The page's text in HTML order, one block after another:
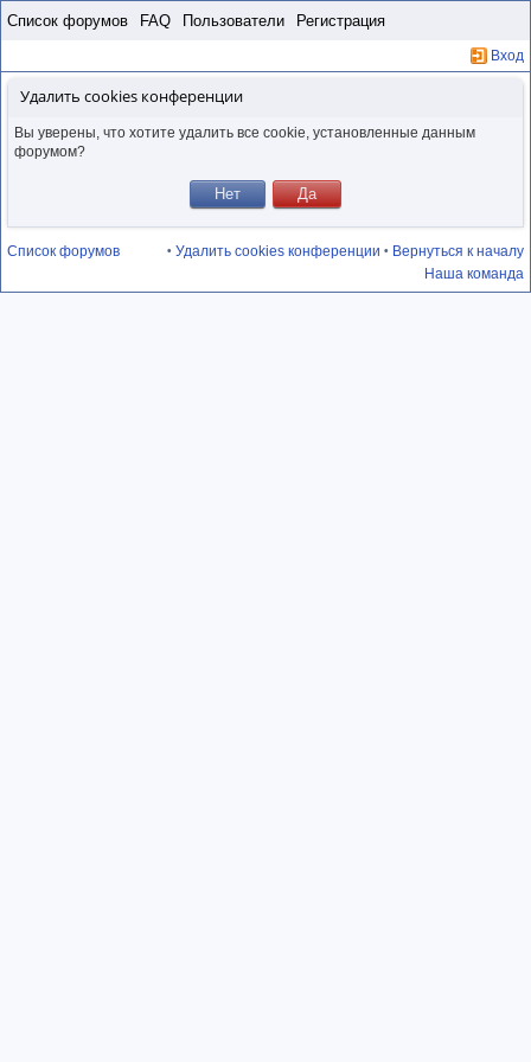
Список форумов FAQ Пользователи Регистрация
Вход
Удалить cookies конференции
Вы уверены, что хотите удалить все cookie, установленные данным
форумом?
Список форумов • Вернуться к началу
• Удалить cookies конференции
Наша команда